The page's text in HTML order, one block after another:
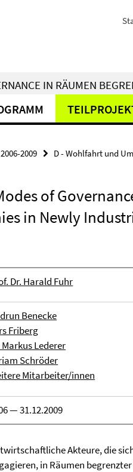
IN RÄUMEN
2009 D - Wohlfahrt und
of
in Newly
Dr. Harald Fuhr
Benecke
Friberg
Markus Lederer
Schröder
Mitarbeiter/innen
— 31.12.2009
Akteure, die
in Räumen